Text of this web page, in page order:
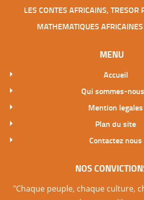
MATHEMATIQUES AFRICAINES
MENU
Accueil
Qui sommes-
Mention legales
Plan du site
Contactez nous
NOS
"Chaque peuple, chaque culture,